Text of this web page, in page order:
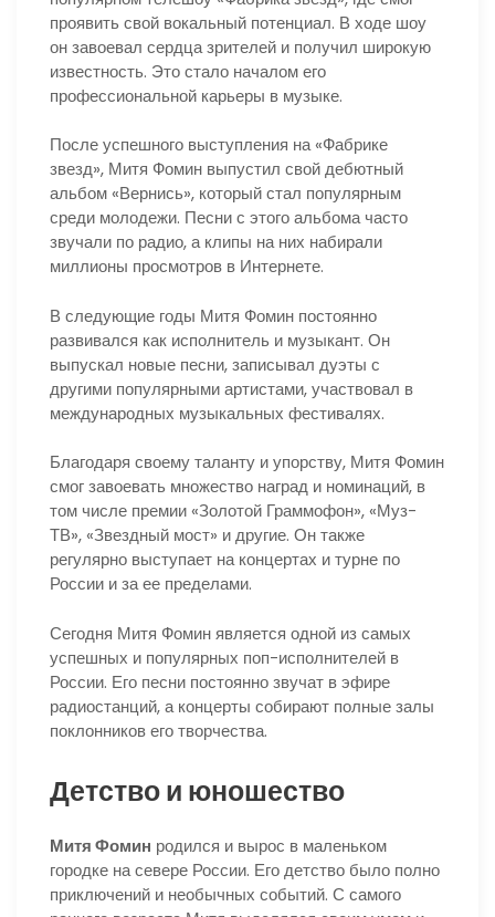
проявить свой вокальный потенциал. В ходе шоу
он завоевал сердца зрителей и получил широкую
известность. Это стало началом его
профессиональной карьеры в музыке.
После успешного выступления на «Фабрике
звезд», Митя Фомин выпустил свой дебютный
альбом «Вернись», который стал популярным
среди молодежи. Песни с этого альбома часто
звучали по радио, а клипы на них набирали
миллионы просмотров в Интернете.
В следующие годы Митя Фомин постоянно
развивался как исполнитель и музыкант. Он
выпускал новые песни, записывал дуэты с
другими популярными артистами, участвовал в
международных музыкальных фестивалях.
Благодаря своему таланту и упорству, Митя Фомин
смог завоевать множество наград и номинаций, в
том числе премии «Золотой Граммофон», «Муз-
ТВ», «Звездный мост» и другие. Он также
регулярно выступает на концертах и турне по
России и за ее пределами.
Сегодня Митя Фомин является одной из самых
успешных и популярных поп-исполнителей в
России. Его песни постоянно звучат в эфире
радиостанций, а концерты собирают полные залы
поклонников его творчества.
Детство и юношество
Митя Фомин родился и вырос в маленьком
городке на севере России. Его детство было полно
приключений и необычных событий. С самого